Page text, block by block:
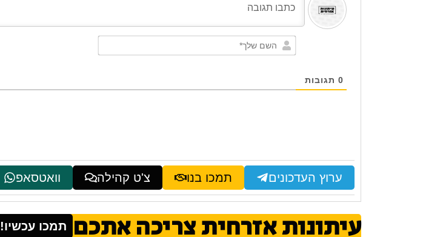
השם
0 תגובות
ערוץ העדכונים תמכו בנו צ'ט קהילה וואטסאפ
עיתונות אזרחית צריכה אתכם תמכו עכשיו!